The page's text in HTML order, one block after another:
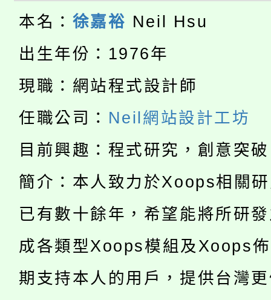
半價優惠，詳情可洽有
者。
份教師增能研習
大溪自造教育及科技中
份教師研習
淨零綠生活教案入校路
會
115年食農教育專業人
程
場熱烈登場!
YOUNG桃局內行報名
8月14至27日，桃園電
開!
115年桃園市運動會8/
田徑場及游泳池舉行。
桃園市低收入戶享有免
視費優惠，中低收入戶
大園自造教育及科技中
本名： 徐嘉裕 Neil Hsu
出生年份：1976年
現職：網站程式設計師
任職公司： Neil網站設計工坊
目前興趣：程式研究，創意突
簡介：本人致力於Xoops相關
已有數十餘年，希望能將所研
成各類型Xoops模組及Xoops
期支持本人的用戶，提供台灣